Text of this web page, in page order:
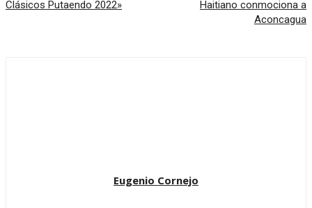
Clásicos Putaendo 2022»
Haitiano conmociona a
Aconcagua
Eugenio Cornejo